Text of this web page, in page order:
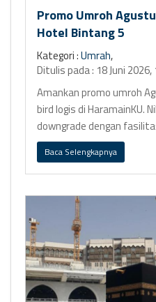
Promo Umroh
Hotel Bintang 5
Kategori :Umrah,
Ditulis pada : 18 Juni 2026,
Amankan promo umroh
bird logis di HaramainKU.
downgrade dengan
dan hotel bintang 5 Ring 1.
Baca Selengkapnya